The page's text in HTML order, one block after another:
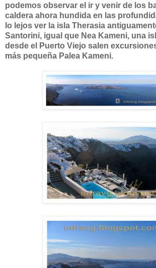
podemos observar el ir y venir de los
caldera ahora hundida en las
lo lejos ver la isla Therasia
Santorini, igual que Nea Kameni, una
desde el Puerto Viejo salen
más pequeña Palea Kameni.